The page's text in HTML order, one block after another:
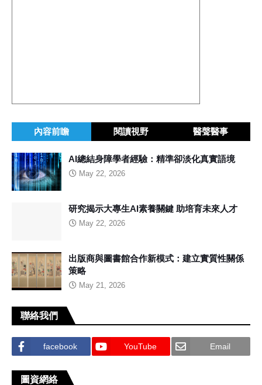
內容前瞻 閱讀視野 醫聲醫事
AI總結身障學者經驗：精準卻淡化真實語境
May 22, 2026
研究揭示大專生AI素養關鍵 助培育未來人才
May 22, 2026
出版商與圖書館合作新模式：建立實質性關係
策略
May 21, 2026
聯絡我們
facebook YouTube Email
圖資網絡